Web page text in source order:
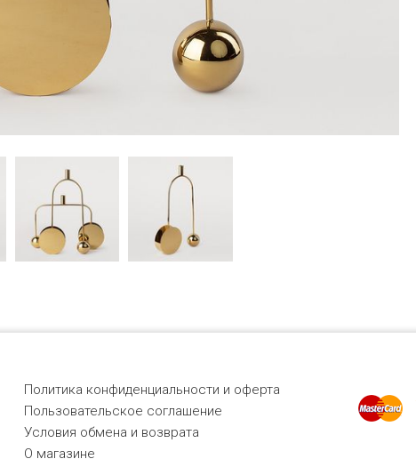
Политика конфиденциальности и оферта
Пользовательское соглашение
Условия обмена и возврата
О магазине